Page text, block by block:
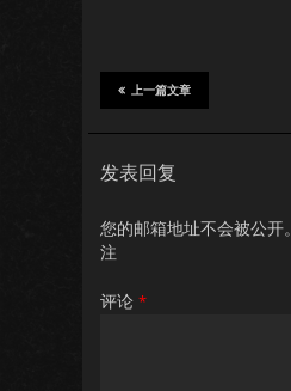
上一篇文章
发表回复
您的邮箱地址不会被公开。
注
评论 *